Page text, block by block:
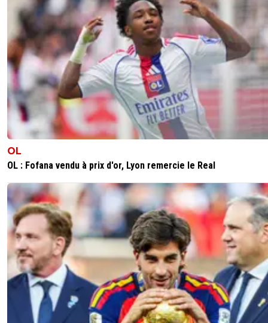
OL
OL : Fofana vendu à prix d'or, Lyon remercie le Real